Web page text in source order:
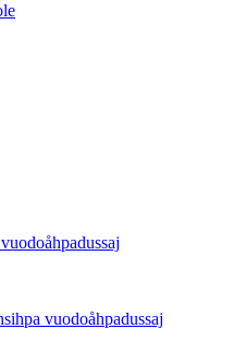
vuodoåhpadussaj